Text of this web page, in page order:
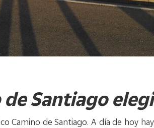
Santiago
Camino de Santiago. A día de hoy